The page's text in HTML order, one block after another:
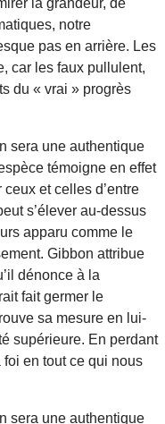
notre
pas en arrière. Les
car les faux pullulent,
du « vrai » progrès
sera une authentique
témoigne en effet
et celles d’entre
s’élever au-dessus
apparu comme le
Gibbon attribue
dénonce à la
fait germer le
sa mesure en lui-
supérieure. En perdant
en tout ce qui nous
sera une authentique